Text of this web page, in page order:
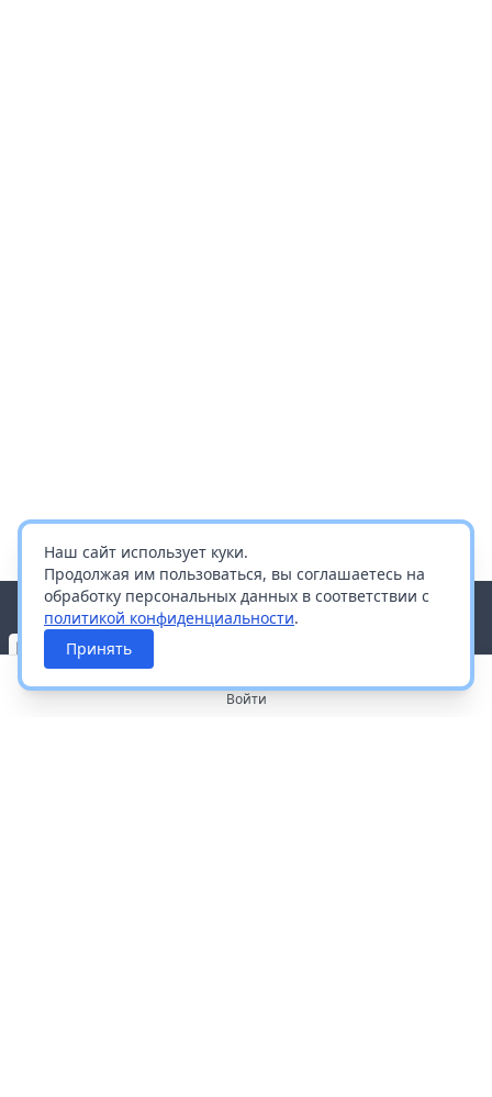
Наш сайт использует куки.
Продолжая им пользоваться, вы соглашаетесь на
обработку персональных данных в соответствии с
политикой конфиденциальности.
Принять
Войти